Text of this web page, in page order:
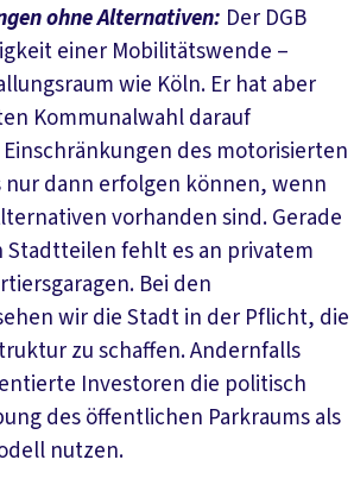
ohne Alternativen: Der DGB
einer Mobilitätswende –
wie Köln. Er hat aber
Kommunalwahl darauf
des motorisierten
dann erfolgen können, wenn
vorhanden sind. Gerade
fehlt es an privatem
Bei den
wir die Stadt in der Pflicht, die
zu schaffen. Andernfalls
Investoren die politisch
des öffentlichen Parkraums als
nutzen.